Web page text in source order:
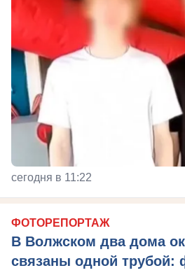
сегодня в 11:22
ФОТОРЕПОРТАЖ
В Волжском два дома
связаны одной трубой: